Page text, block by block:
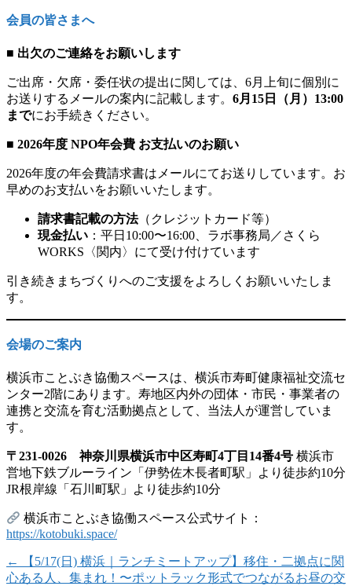
会員の皆さまへ
■ 出欠のご連絡をお願いします
ご出席・欠席・委任状の提出に関しては、6月上旬に個別に
お送りするメールの案内に記載します。 6月15日（月）13:00
までにお手続きください。
■ 2026年度 NPO年会費 お支払いのお願い
2026年度の年会費請求書はメールにてお送りしています。お
早めのお支払いをお願いいたします。
請求書記載の方法（クレジットカード等）
現金払い ：平日10:00〜16:00、ラボ事務局／さくら
WORKS〈関内〉にて受け付けています
引き続きまちづくりへのご支援をよろしくお願いいたしま
す。
会場のご案内
横浜市ことぶき協働スペースは、横浜市寿町健康福祉交流セ
ンター2階にあります。寿地区内外の団体・市民・事業者の
連携と交流を育む活動拠点として、当法人が運営していま
す。
〒231-0026 神奈川県横浜市中区寿町4丁目14番4号 横浜市
営地下鉄ブルーライン「伊勢佐木長者町駅」より徒歩約10分
JR根岸線「石川町駅」より徒歩約10分
横浜市ことぶき協働スペース公式サイト：
https://kotobuki.space/
←
【5/17(日) 横浜｜ランチミートアップ】移住・二拠点に関
心ある人、集まれ！〜ポットラック形式でつながるお昼の交